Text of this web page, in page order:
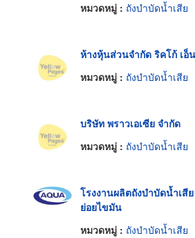
หมวดหมู่ : ถังบำบัดน้ำเสีย
ห้างหุ้นส่วนจำกัด ริคโก้ เอ็
หมวดหมู่ : ถังบำบัดน้ำเสีย
บริษัท พราวเอเซีย จำกัด
หมวดหมู่ : ถังบำบัดน้ำเสีย
โรงงานผลิตถังบำบัดน้ำเสี
ย่อยไขมัน
หมวดหมู่ : ถังบำบัดน้ำเสีย